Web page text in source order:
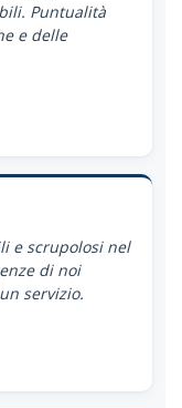
Puntualità
e delle
e scrupolosi nel
di noi
servizio.